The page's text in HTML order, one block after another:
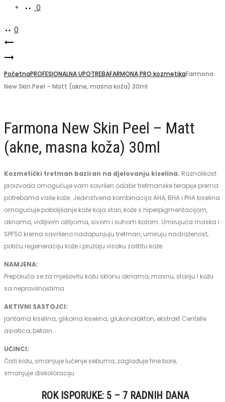
0
0
Product
navigation
Skin
Peel
30ml
Farmona
New
Skin
Neutralizator,
280ml
PočetnaPROFESIONALNA UPOTREBAFARMONA PRO kozmetikaFarmona
New Skin Peel – Matt (akne, masna koža) 30ml
Farmona New Skin Peel – Matt
(akne, masna koža) 30ml
Kozmetički tretman baziran na djelovanju kiselina. Raznolikost
proizvoda omogućuje vam savršen odabir tretmanske terapije prema
potrebama vaše kože. Jedinstvena kombinacija AHA, BHA i PHA kiselina
omogućuje poboljšanje kože koja stari, kože s hiperpigmentacijom,
aknama, vidljivim ožiljcima, sivom i suhom kožom. Umirujuća maska ​​i
SPF50 krema savršeno nadopunjuju tretman, umiruju nadraženost,
potiču regeneraciju kože i pružaju visoku zaštitu kože.
NAMJENA:
Preporuča se za mješovitu kožu sklonu aknama, masnu, stariju i kožu
sa nepravilnostima.
AKTIVNI SASTOJCI:
jantarna kiselina, glikolna kiselina, glukonolakton, ekstrakt Centelle
asiatica, betain.
UČINCI:
Čisti kožu, smanjuje lučenje sebuma, zaglađuje fine bore,
smanjuje diskoloraciju.
ROK ISPORUKE: 5 – 7 RADNIH DANA